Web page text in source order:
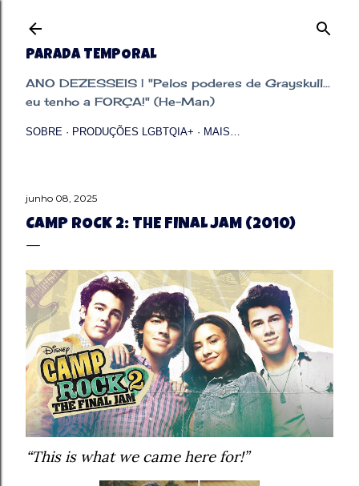
PARADA TEMPORAL
ANO DEZESSEIS | "Pelos poderes de Grayskull...
eu tenho a FORÇA!" (He-Man)
SOBRE PRODUÇÕES LGBTQIA+ MAIS…
junho 08, 2025
CAMP ROCK 2: THE FINAL JAM (2010)
“This is what we came here for!”